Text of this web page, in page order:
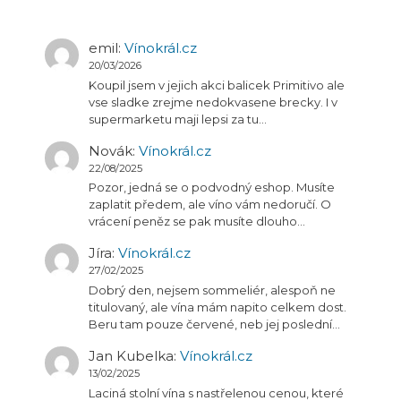
emil: Vínokrál.cz
20/03/2026
Koupil jsem v jejich akci balicek Primitivo ale
vse sladke zrejme nedokvasene brecky. I v
supermarketu maji lepsi za tu…
Novák: Vínokrál.cz
22/08/2025
Pozor, jedná se o podvodný eshop. Musíte
zaplatit předem, ale víno vám nedoručí. O
vrácení peněz se pak musíte dlouho…
Jíra: Vínokrál.cz
27/02/2025
Dobrý den, nejsem sommeliér, alespoň ne
titulovaný, ale vína mám napito celkem dost.
Beru tam pouze červené, neb jej poslední…
Jan Kubelka: Vínokrál.cz
13/02/2025
Laciná stolní vína s nastřelenou cenou, které